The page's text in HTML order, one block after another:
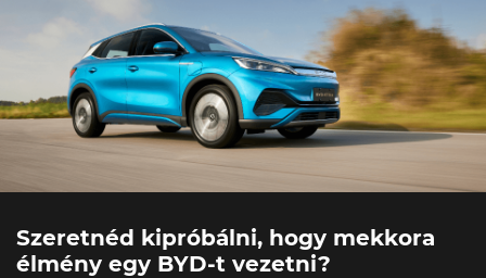
Szeretnéd kipróbálni, hogy mekkora
élmény egy BYD-t vezetni?